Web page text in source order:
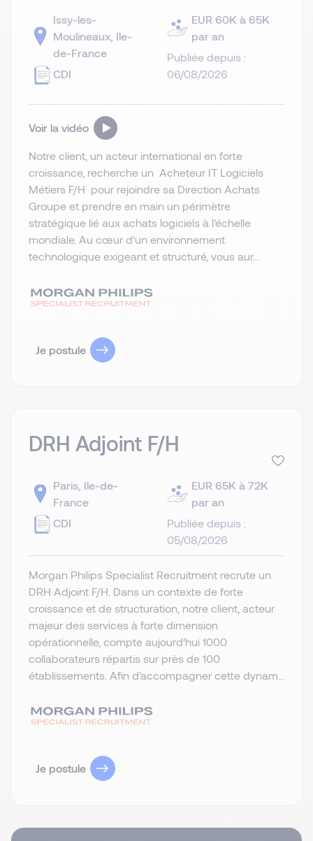
Issy-les-
Moulineaux, Ile-
de-France
CDI
EUR 60K à 65K
par an
Publiée depuis :
06/08/2026
Voir la vidéo
Notre client, un acteur international en forte
croissance, recherche un Acheteur IT Logiciels
Métiers F/H pour rejoindre sa Direction Achats
Groupe et prendre en main un périmètre
stratégique lié aux achats logiciels à l’échelle
mondiale. Au cœur d’un environnement
technologique exigeant et structuré, vous aur...
Je postule
DRH Adjoint F/H
Paris, Ile-de-
France
CDI
EUR 65K à 72K
par an
Publiée depuis :
05/08/2026
Morgan Philips Specialist Recruitment recrute un
DRH Adjoint F/H. Dans un contexte de forte
croissance et de structuration, notre client, acteur
majeur des services à forte dimension
opérationnelle, compte aujourd’hui 1000
collaborateurs répartis sur près de 100
établissements. Afin d’accompagner cette dynam...
Je postule